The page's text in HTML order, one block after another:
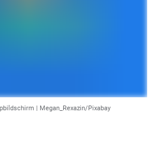
| Megan_Rexazin/Pixabay